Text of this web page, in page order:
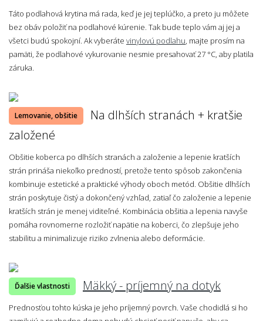
Táto podlahová krytina má rada, keď je jej teplúčko, a preto ju môžete
bez obáv položiť na podlahové kúrenie. Tak bude teplo vám aj jej a
všetci budú spokojní. Ak vyberáte vinylovú podlahu , majte prosím na
pamäti, že podlahové vykurovanie nesmie presahovať 27 °C, aby platila
záruka.
Lemovanie, obšitie
Na dlhších stranách + kratšie
založené
Obšitie koberca po dlhších stranách a založenie a lepenie kratších
strán prináša niekoľko predností, pretože tento spôsob zakončenia
kombinuje estetické a praktické výhody oboch metód. Obšitie dlhších
strán poskytuje čistý a dokončený vzhľad, zatiaľ čo založenie a lepenie
kratších strán je menej viditeľné. Kombinácia obšitia a lepenia navyše
pomáha rovnomerne rozložiť napätie na koberci, čo zlepšuje jeho
stabilitu a minimalizuje riziko zvlnenia alebo deformácie.
Ďalšie vlastnosti Mäkký - príjemný na dotyk
Prednosťou tohto kúska je jeho príjemný povrch. Vaše chodidlá si ho